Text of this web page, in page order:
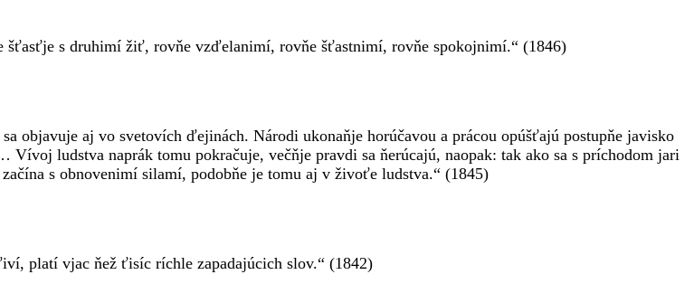
s druhimí žiť, rovňe vzďelanimí, rovňe šťastnimí, rovňe spokojnimí.“ (1846)
objavuje aj vo svetovích ďejinách. Národi ukonaňje horúčavou a prácou opúšťajú postupňe javisko
ludstva naprák tomu pokračuje, večňje pravdi sa ňerúcajú, naopak: tak ako sa s príchodom jari
s obnovenimí silamí, podobňe je tomu aj v živoťe ludstva.“ (1845)
platí vjac ňež ťisíc ríchle zapadajúcich slov.“ (1842)